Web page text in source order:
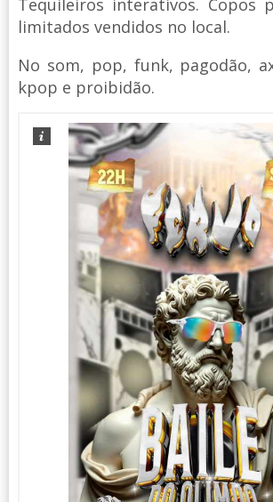
limitados vendidos no local.
No som, pop, funk, pagodão,
kpop e proibidão.